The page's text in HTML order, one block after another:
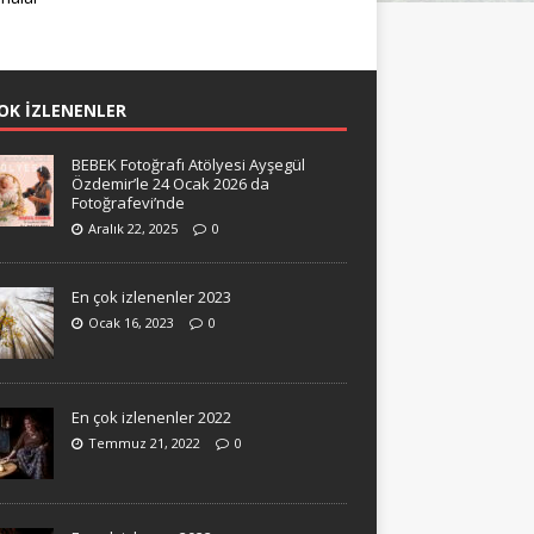
İZLENENLER
BEBEK Fotoğrafı Atölyesi Ayşegül
Özdemir’le 24 Ocak 2026 da
Fotoğrafevi’nde
Aralık 22, 2025 0
En çok izlenenler 2023
Ocak 16, 2023 0
En çok izlenenler 2022
Temmuz 21, 2022 0